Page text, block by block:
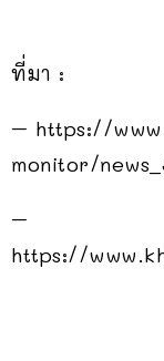
ที่มา :
– https://
monitor/
–
https://